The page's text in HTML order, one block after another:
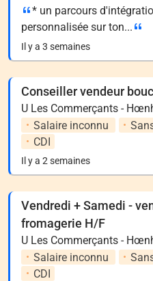
* un parcours
personnalisée sur ton...
Il y a 3 semaines
Conseiller vendeur
U Les Commerçants -
Salaire inconnu
CDI
Il y a 2 semaines
Vendredi + Samedi -
fromagerie H/F
U Les Commerçants -
Salaire inconnu
CDI